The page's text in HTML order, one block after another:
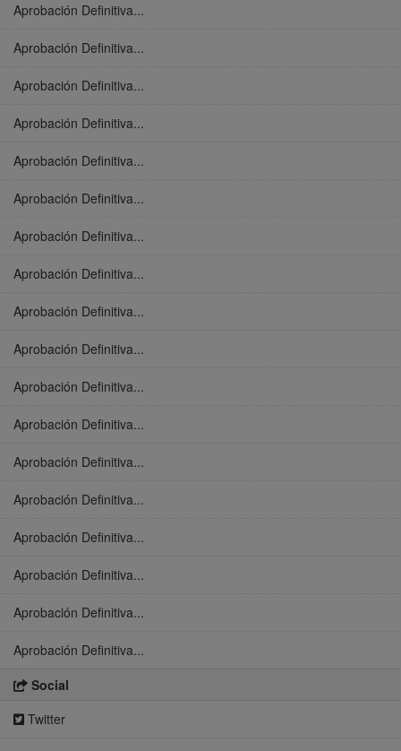
Aprobación Definitiva...
Aprobación Definitiva...
Aprobación Definitiva...
Aprobación Definitiva...
Aprobación Definitiva...
Aprobación Definitiva...
Aprobación Definitiva...
Aprobación Definitiva...
Aprobación Definitiva...
Aprobación Definitiva...
Aprobación Definitiva...
Aprobación Definitiva...
Aprobación Definitiva...
Aprobación Definitiva...
Aprobación Definitiva...
Aprobación Definitiva...
Aprobación Definitiva...
Aprobación Definitiva...
Social
Twitter